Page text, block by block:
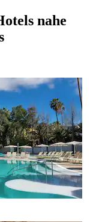
nahe